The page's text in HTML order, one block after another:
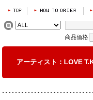
商品価格
アーティスト：LOVE